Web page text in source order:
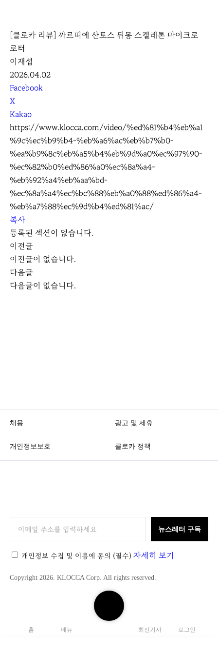
O
검
색
홈 메뉴 최신기사 로그인
[클로카 리뷰] 까르띠에 산토스 뒤몽 스켈레톤 마이크로
로터
이재섭
2026.04.02
S
N
S
S
h
a
r
e
Facebook
X
Kakao
https://www.klocca.com/video/%ed%81%b4%eb%a1
%9c%ec%b9%b4-%eb%a6%ac%eb%b7%b0-
%ea%b9%8c%eb%a5%b4%eb%9d%a0%ec%97%90-
%ec%82%b0%ed%86%a0%ec%8a%a4-
%eb%92%a4%eb%aa%bd-
%ec%8a%a4%ec%bc%88%eb%a0%88%ed%86%a4-
%eb%a7%88%ec%9d%b4%ed%81%ac/
복사
등록된 섹션이 없습니다.
이전글
이전글이 없습니다.
다음글
다음글이 없습니다.
채용 광고 및 제휴
개인정보보호 클로카 정책
C
뉴스레터 구독
개인정보 수집 및 이용에 동의 (필수) 자세히 보기
Copyright 2026. KLOCCA Corp. All rights reserved.